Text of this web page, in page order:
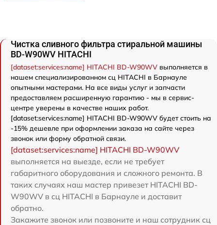
Чистка сливного фильтра стиральной машины
BD-W90WV HITACHI
[dataset:services:name] HITACHI BD-W90WV выполняется в
нашем специализированном сц HITACHI в Барнауле
опытными мастерами. На все виды услуг и запчасти
предоставляем расширенную гарантию - мы в сервис-
центре уверены в качестве наших работ.
[dataset:services:name] HITACHI BD-W90WV будет стоить на
-15% дешевле при оформлении заказа на сайте через
звонок или форму обратной связи.
[dataset:services:name] HITACHI BD-W90WV
выполняется на выезде, если не требует
габаритного оборудования и сложного ремонта. В
таких случаях наш мастер привезет HITACHI BD-
W90WV в сц HITACHI в Барнауле и доставит
обратно.
Закажите звонок или позвоните и наш сотрудник сц